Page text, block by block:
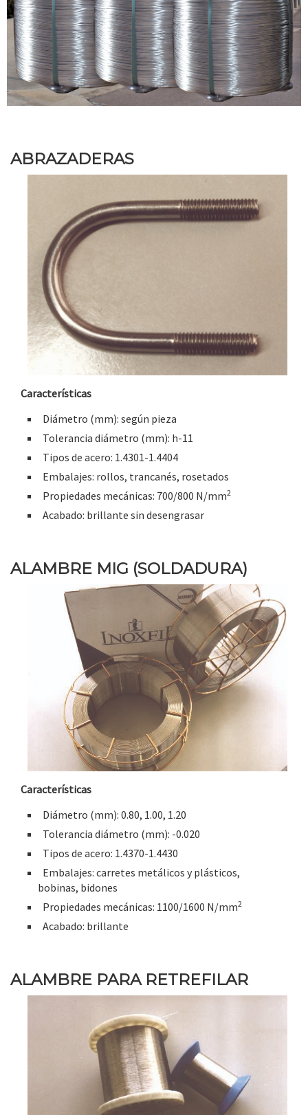
ABRAZADERAS
Características
Diámetro (mm): según pieza
Tolerancia diámetro (mm): h-11
Tipos de acero: 1.4301-1.4404
Embalajes: rollos, trancanés, rosetados
Propiedades mecánicas: 700/800 N/mm2
Acabado: brillante sin desengrasar
ALAMBRE MIG (SOLDADURA)
Características
Diámetro (mm): 0.80, 1.00, 1.20
Tolerancia diámetro (mm): -0.020
Tipos de acero: 1.4370-1.4430
Embalajes: carretes metálicos y plásticos,
bobinas, bidones
Propiedades mecánicas: 1100/1600 N/mm2
Acabado: brillante
ALAMBRE PARA RETREFILAR